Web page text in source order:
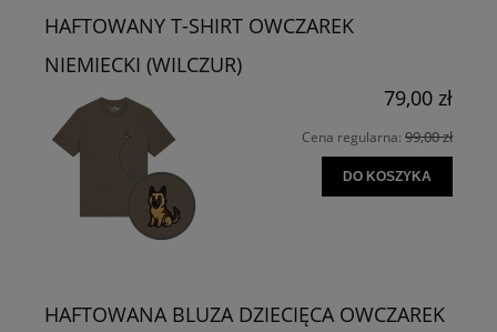
HAFTOWANY T-SHIRT OWCZAREK
NIEMIECKI (WILCZUR)
79,00 zł
Cena regularna: 99,00 zł
DO KOSZYKA
HAFTOWANA BLUZA DZIECIĘCA OWCZAREK